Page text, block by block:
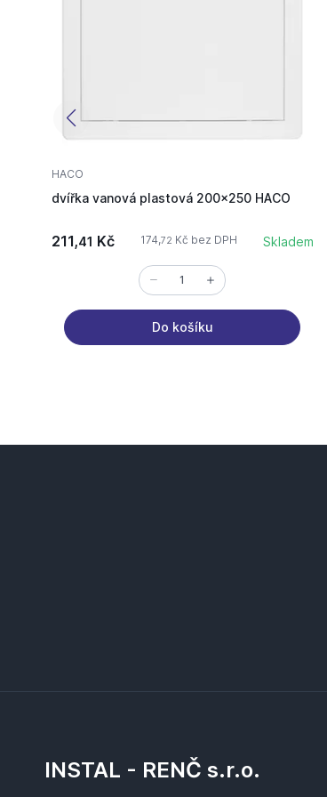
HACO
dvířka vanová plastová 200x250 HACO
211,41 Kč 174,72 Kč bez DPH Skladem
Do košíku
INSTAL - RENČ s.r.o.